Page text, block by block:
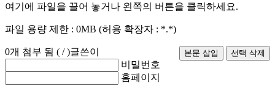
여기에 파일을 끌어 놓거나 왼쪽의 버튼을 클릭하세요.
파일 용량 제한 : 0MB (허용 확장자 : *.*)
0개 첨부 됨 ( /)글쓴이
비밀번호
홈페이지